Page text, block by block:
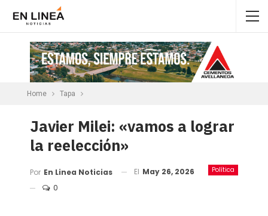
Home Tapa
Javier Milei: «vamos a lograr
la reelección»
Política
Por En Linea Noticias El May 26, 2026
0